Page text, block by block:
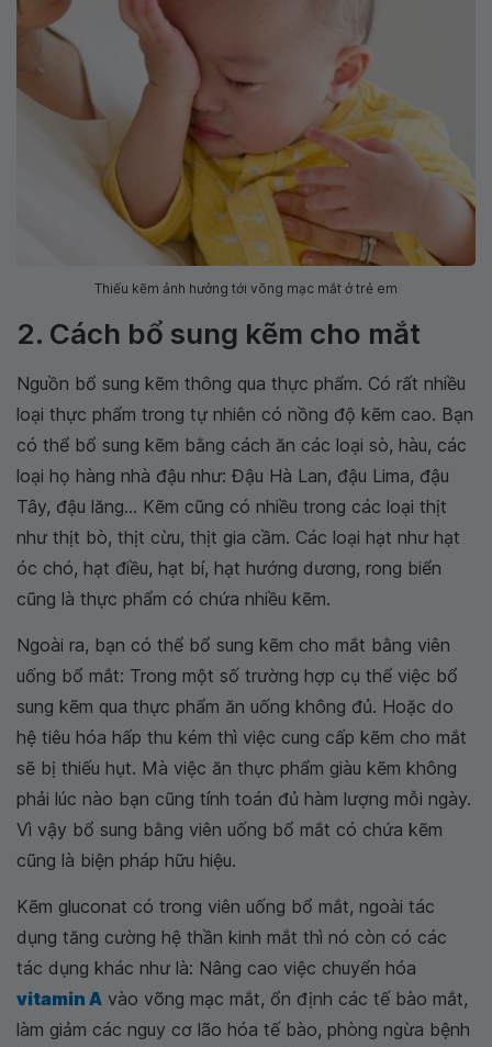
Thiếu kẽm ảnh hưởng tới võng mạc mắt ở trẻ em
2. Cách bổ sung kẽm cho mắt
Nguồn bổ sung kẽm thông qua thực phẩm. Có rất nhiều
loại thực phẩm trong tự nhiên có nồng độ kẽm cao. Bạn
có thể bổ sung kẽm bằng cách ăn các loại sò, hàu, các
loại họ hàng nhà đậu như: Đậu Hà Lan, đậu Lima, đậu
Tây, đậu lăng... Kẽm cũng có nhiều trong các loại thịt
như thịt bò, thịt cừu, thịt gia cầm. Các loại hạt như hạt
óc chó, hạt điều, hạt bí, hạt hướng dương, rong biển
cũng là thực phẩm có chứa nhiều kẽm.
Ngoài ra, bạn có thể bổ sung kẽm cho mắt bằng viên
uống bổ mắt: Trong một số trường hợp cụ thể việc bổ
sung kẽm qua thực phẩm ăn uống không đủ. Hoặc do
hệ tiêu hóa hấp thu kém thì việc cung cấp kẽm cho mắt
sẽ bị thiếu hụt. Mà việc ăn thực phẩm giàu kẽm không
phải lúc nào bạn cũng tính toán đủ hàm lượng mỗi ngày.
Vì vậy bổ sung bằng viên uống bổ mắt có chứa kẽm
cũng là biện pháp hữu hiệu.
Kẽm gluconat có trong viên uống bổ mắt, ngoài tác
dụng tăng cường hệ thần kinh mắt thì nó còn có các
tác dụng khác như là: Nâng cao việc chuyển hóa
vitamin A vào võng mạc mắt, ổn định các tế bào mắt,
làm giảm các nguy cơ lão hóa tế bào, phòng ngừa bệnh